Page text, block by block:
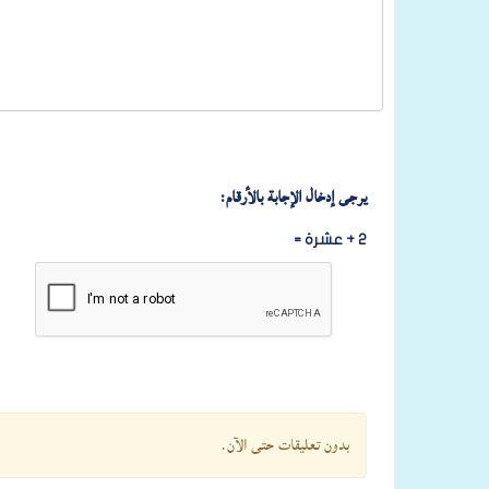
يرجى إدخال الإجابة بالأرقام:
2 + عشرة =
بدون تعليقات حتى الآن.